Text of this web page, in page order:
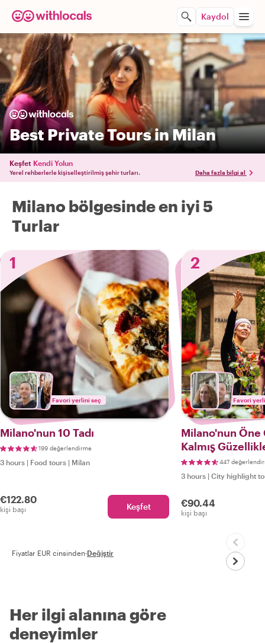
Kaydol
Best Private Tours in Milan
Keşfet Kendi Yolun
Yerel rehberlerle kişiselleştirilmiş şehir turları. Daha fazla bilgi al
Milano bölgesinde en iyi 5
Turlar
1
Favori yerlini seç
Milano'nun 10 Tadı
199 değerlendirme
3 hours | Food tours | Milan
€122.80
kişi başı Keşfet
2
Favori
Milano'nun Öne
Kalmış
447
3 hours | City highlight
€90.44
kişi başı
Fiyatlar EUR cinsinden·Değiştir
Her ilgi alanına göre
deneyimler